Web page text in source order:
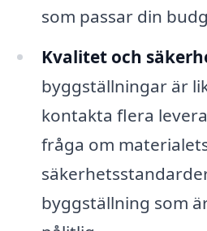
som passar din
Kvalitet och
byggställningar är
kontakta flera
fråga om
byggställning som